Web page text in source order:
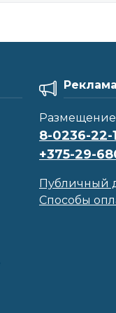
Реклама
8-0236-22-
+375-29-
Публичный
Способы